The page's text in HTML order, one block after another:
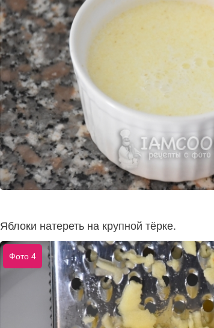
Яблоки натереть на крупной тёрке.
Фото 4